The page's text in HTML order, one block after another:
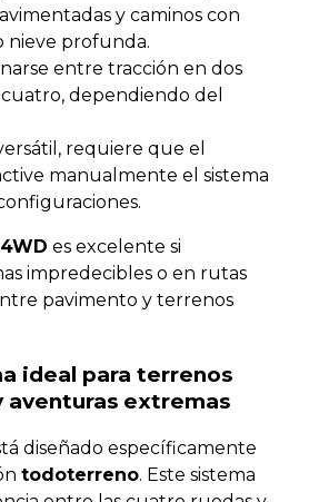
y caminos con
nieve profunda.
entre tracción en dos
dependiendo del
requiere que el
manualmente el sistema
4WD es excelente si
impredecibles o en rutas
pavimento y terrenos
ideal para terrenos
extremas
diseñado específicamente
todoterreno. Este sistema